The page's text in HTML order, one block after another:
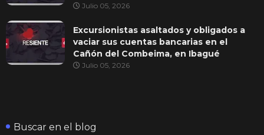
Julio 05, 2026
Excursionistas asaltados y obligados a
vaciar sus cuentas bancarias en el
Cañón del Combeima, en Ibagué
Julio 05, 2026
Buscar en el blog